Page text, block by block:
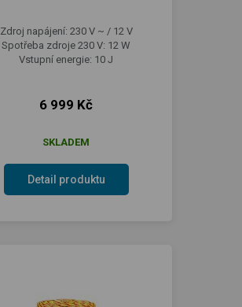
Zdroj napájení: 230 V ~ / 12 V
Spotřeba zdroje 230 V: 12 W
Vstupní energie: 10 J
6 999 Kč
SKLADEM
Detail produktu